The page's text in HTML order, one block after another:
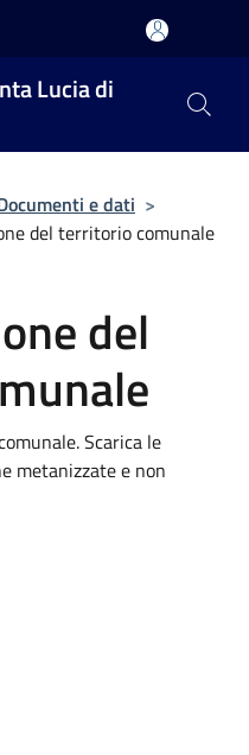
Lucia di
e dati >
del territorio comunale
del
Scarica le
metanizzate e non